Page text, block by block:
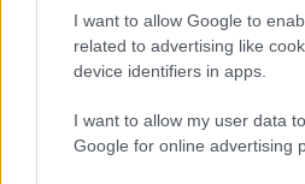
I want to allow Google to
related to advertising like
device identifiers in apps.
I want to allow my user data
Google for online advertising
διαμαρτυρηθεί και να
στον κακό ΕΦΚΑ που
πολίτες […] Είναι
και σωματικά. Μου είπε
μόνο από τους